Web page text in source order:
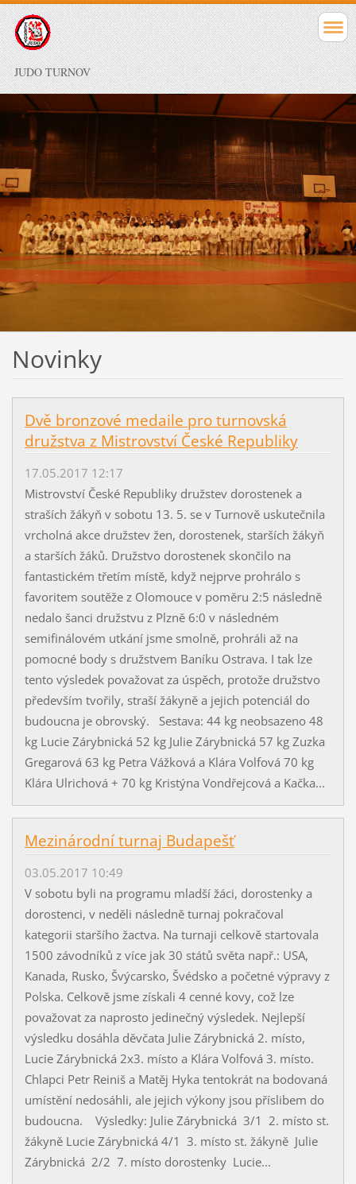
JUDO TURNOV
Novinky
Dvě bronzové medaile pro turnovská
družstva z Mistrovství České Republiky
17.05.2017 12:17
Mistrovství České Republiky družstev dorostenek a
straších žákyň v sobotu 13. 5. se v Turnově uskutečnila
vrcholná akce družstev žen, dorostenek, starších žákyň
a starších žáků. Družstvo dorostenek skončilo na
fantastickém třetím místě, když nejprve prohrálo s
favoritem soutěže z Olomouce v poměru 2:5 následně
nedalo šanci družstvu z Plzně 6:0 v následném
semifinálovém utkání jsme smolně, prohráli až na
pomocné body s družstvem Baníku Ostrava. I tak lze
tento výsledek považovat za úspěch, protože družstvo
především tvořily, straší žákyně a jejich potenciál do
budoucna je obrovský. Sestava: 44 kg neobsazeno 48
kg Lucie Zárybnická 52 kg Julie Zárybnická 57 kg Zuzka
Gregarová 63 kg Petra Vážková a Klára Volfová 70 kg
Klára Ulrichová + 70 kg Kristýna Vondřejcová a Kačka...
Mezinárodní turnaj Budapešť
03.05.2017 10:49
V sobotu byli na programu mladší žáci, dorostenky a
dorostenci, v neděli následně turnaj pokračoval
kategorii staršího žactva. Na turnaji celkově startovala
1500 závodníků z více jak 30 států světa např.: USA,
Kanada, Rusko, Švýcarsko, Švédsko a početné výpravy z
Polska. Celkově jsme získali 4 cenné kovy, což lze
považovat za naprosto jedinečný výsledek. Nejlepší
výsledku dosáhla děvčata Julie Zárybnická 2. místo,
Lucie Zárybnická 2x3. místo a Klára Volfová 3. místo.
Chlapci Petr Reiniš a Matěj Hyka tentokrát na bodovaná
umístění nedosáhli, ale jejich výkony jsou příslibem do
budoucna. Výsledky: Julie Zárybnická 3/1 2. místo st.
žákyně Lucie Zárybnická 4/1 3. místo st. žákyně Julie
Zárybnická 2/2 7. místo dorostenky Lucie...